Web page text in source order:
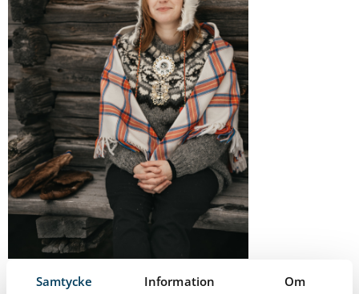
Samtycke Information Om
Författaren Tina Harnesks bok delas ut i